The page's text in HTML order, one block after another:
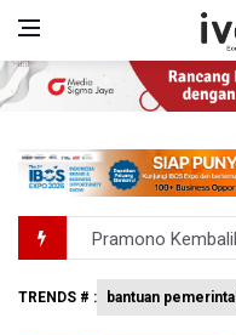
Pramono
Garuda Pertiwi
TRENDS # : bantuan